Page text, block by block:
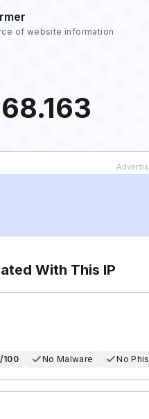
of website information
With This IP
100 No Malware No